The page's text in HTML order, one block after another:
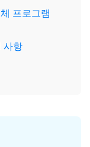
프로그램
사항